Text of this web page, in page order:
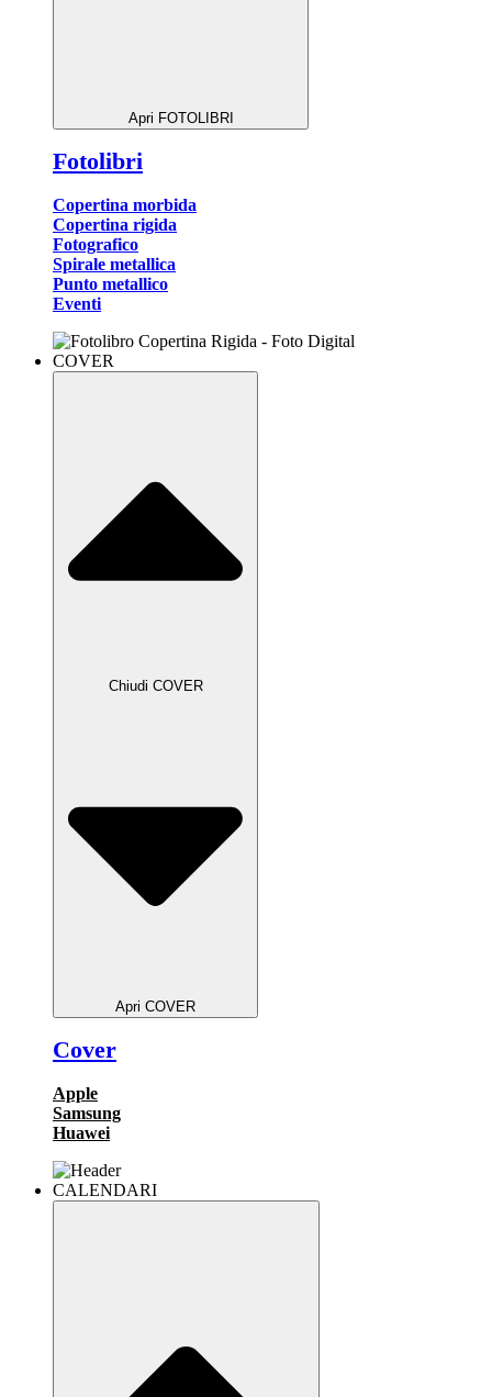
Apri FOTOLIBRI
Fotolibri
Copertina morbida
Copertina rigida
Fotografico
Spirale metallica
Punto metallico
Eventi
COVER
Chiudi COVER
Apri COVER
Cover
Apple
Samsung
Huawei
CALENDARI